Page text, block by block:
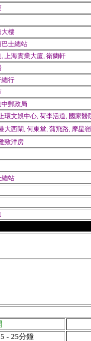
大樓
士總站
上海實業大廈, 衛蘭軒
總行
郵政局
環文娛中心, 荷李活道, 國家醫
大西閘, 何東堂, 蒲飛路, 摩星
致洋房
總站
- 25分鐘